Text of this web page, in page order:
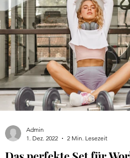
Admin
1. Dez. 2022
2 Min. Lesezeit